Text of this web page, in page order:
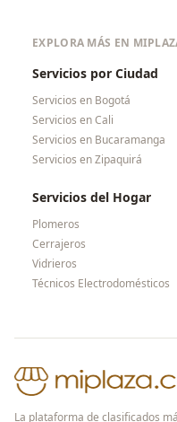
EXPLORA MÁS EN
Servicios por Ciudad
Servicios en Bogotá
Servicios enCali
Servicios en Bucaramanga
Servicios enZipaquirá
Servicios del Hogar
Plomeros
Cerrajeros
Vidrieros
Técnicos Electrodomésticos
La plataforma de clasificados